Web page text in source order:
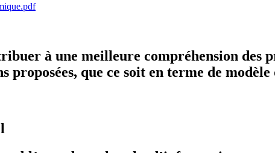
à une meilleure compréhension des
que ce soit en terme de